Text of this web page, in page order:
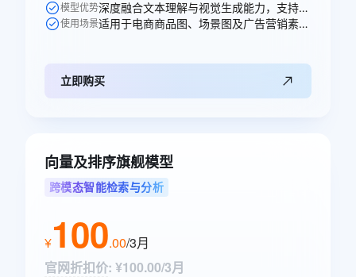
模型优势 深度融合文本理解与视觉生成能力，支持高精度图文生成与多轮编辑。
使用场景 适用于电商商品图、场景图及广告营销素材的智能生成。
立即购买
向量及排序旗舰模型
跨模态智能检索与分析
¥100.00/3月
官网折扣价: ¥100.00/3月